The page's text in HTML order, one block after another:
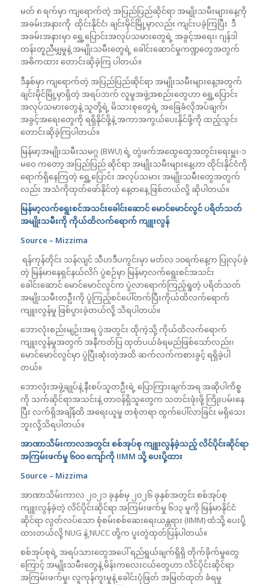
မတ် ၈ ရက်မှာ ကျရောက်တဲ့ အပြည်ပြည်ဆိုင်ရာ အမျိုးသမီးများနေ့ကို
အခမ်းအနားကို ထိုင်းနိုင်ငံ၊ ချင်းမိုင်မြို့မှာလည်း ကျင်းပခဲ့ကြပြီး ဒီ
အခမ်းအနားမှာ ရွှေ့ပြောင်းအလုပ်သမားတွေရဲ့ အခွင့်အရေး၊ ဂျန်ဒါ
တန်းတူညီမျှမှုနဲ့ အမျိုးသမီးတွေရဲ့ ခေါင်းဆောင်မှုကဏ္ဍတွေအတွက်
အဓိကထား တောင်းဆိုခဲ့ကြ ပါတယ်။
ဒီနှစ်မှာ ကျရောက်တဲ့ အပြည်ပြည်ဆိုင်ရာ အမျိုးသမီးများနေ့အတွက်
ချင်းမိုင်မြို့မှာရှိတဲ့ အရပ်ဘက် လူမှုအဖွဲ့အစည်းတွေဟာ ရွှေ့ပြောင်း
အလုပ်သမားတွေနဲ့ သူတို့ရဲ့ မိသားစုတွေရဲ့ အခြေခံလိုအပ်ချက်၊
အခွင့်အရေးတွေကို ရရှိနိုင်ဖို့နဲ့ အကာအကွယ်ပေးနိုင်ဖို့ကို ထည့်သွင်း
တောင်းဆိုခဲ့ကြပါတယ်။
မြန်မာ့အမျိုးသမီးသမဂ္ဂ (BWU) ရဲ့ တွဲဖက်အထွေထွေအတွင်းရေးမှူး-၁
မဝေ ကတော့ အပြည်ပြည် ဆိုင်ရာ အမျိုးသမီးများနေ့ဟာ ထိုင်းနိုင်ငံကို
ရောက်ရှိနေကြတဲ့ ရွှေ့ပြောင်း အလုပ်သမား အမျိုးသမီးတွေအတွက်
လည်း အသံကိုထုတ်ဖော်နိုင်တဲ့ နေ့တနေ့ ဖြစ်တယ်လို့ ဆိုပါတယ်။
မြန်မာ့လက်ရွေးစင်အသင်းခေါင်းဆောင် မောင်မောင်လွင် ပရိတ်သတ်
အမျိုးသမီးကို ကိုယ်ထိလက်ရောက် ကျူးလွန်
Source – Mizzima
ရန်ကုန်တိုင်း သန်လျင် သီဟဒီပကွင်းမှာ မတ်လ ၁၀ရက်နေ့က ပြုလုပ်ခဲ့
တဲ့ မြန်မာနေရှင်နယ်လိဂ် ပွဲစဉ်မှာ မြန်မာ့လက်ရွေးစင်အသင်း
ခေါင်းဆောင် မောင်မောင်လွင်က ပွဲလာရောက်ကြည့်ရှုတဲ့ ပရိတ်သတ်
အမျိုးသမီးတဦးကို ပွဲကြည့်စင်ပေါ်တက်ပြီးကိုယ်ထိလက်ရောက်
ကျူးလွန်မှု ဖြစ်ပွားခဲ့တယ်လို့ သိရပါတယ်။
ဘောလုံးစည်းမျဉ်းအရ ပွဲအတွင်း ထိုကဲ့သို့ ကိုယ်ထိလက်ရောက်
ကျူးလွန်မှုအတွက် အနီကတ်ပြ ထုတ်ပယ်ခံရမည်ဖြစ်သော်လည်း၊
မောင်မောင်လွင်မှာ ပွဲပြီးဆုံးတဲ့အထိ ဆက်လက်ကစားခွင့် ရရှိခဲ့ပါ
တယ်။
ဘောလုံးအဖွဲ့ချုပ်နဲ့ နီးစပ်သူတဦးရဲ့ ပြောကြားချက်အရ အဆိုပါကိစ္စ
ကို သက်ဆိုင်ရာအသင်းနဲ့ တာဝန်ရှိသူတွေက သတင်းဖုံးဖို့ ကြိုးပမ်းနေ
ပြီး လက်ရှိအချိန်ထိ အရေးယူမှု တစုံတရာ ထွက်ပေါ်လာခြင်း မရှိသေး
ဘူးလို့သိရပါတယ်။
အာဏာသိမ်းကာလအတွင်း စစ်အုပ်စု ကျူးလွန်ခဲ့သည့် လိင်ပိုင်းဆိုင်ရာ
အကြမ်းဖက်မှု ၆၀၀ ကျော်ကို IIMM သို့ ပေးပို့ထား
Source – Mizzima
အာဏာသိမ်းကာလ ၂၀၂၁ ခုနှစ်မှ ၂၀၂၆ ခုနှစ်အတွင်း စစ်အုပ်စု
ကျူးလွန်ခဲ့တဲ့ လိင်ပိုင်းဆိုင်ရာ အကြမ်းဖက်မှု ၆၁၃ မှုကို မြန်မာနိုင်ငံ
ဆိုင်ရာ လွတ်လပ်သော စုံစမ်းစစ်ဆေးရေးယန္တရား (IIMM) ထံသို့ ပေးပို့
ထားတယ်လို့ NUG နဲ့ NUCC တို့က ပူးတွဲထုတ်ပြန်ပါတယ်။
စစ်အုပ်စုရဲ့ အရပ်သားတွေအပေါ် ရည်ရွယ်ချက်ရှိရှိ တိုက်ခိုက်မှုတွေ
ကြောင့် အမျိုးသမီးတွေနဲ့ မိန်းကလေးငယ်တွေဟာ လိင်ပိုင်းဆိုင်ရာ
အကြမ်းဖက်မှု၊ လူကုန်ကူးမှုနဲ့ ခေါင်းပုံဖြတ် အမြတ်ထုတ် ခံရမှု